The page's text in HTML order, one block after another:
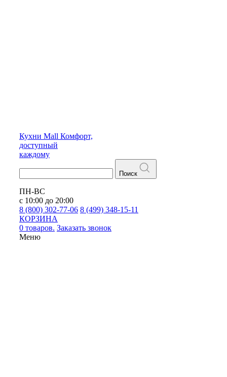
Кухни Mall Комфорт,
доступный
каждому
Поиск
ПН-ВС
с 10:00 до 20:00
8 (800) 302-77-06 8 (499) 348-15-11
КОРЗИНА
0 товаров. Заказать звонок
Меню